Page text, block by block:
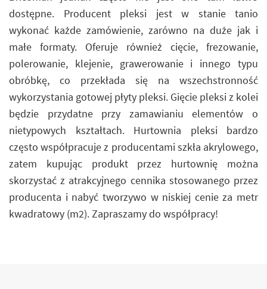
dostępne. Producent pleksi jest w stanie tanio
wykonać każde zamówienie, zarówno na duże jak i
małe formaty. Oferuje również cięcie, frezowanie,
polerowanie, klejenie, grawerowanie i innego typu
obróbkę, co przekłada się na wszechstronność
wykorzystania gotowej płyty pleksi. Gięcie pleksi z kolei
będzie przydatne przy zamawianiu elementów o
nietypowych kształtach. Hurtownia pleksi bardzo
często współpracuje z producentami szkła akrylowego,
zatem kupując produkt przez hurtownię można
skorzystać z atrakcyjnego cennika stosowanego przez
producenta i nabyć tworzywo w niskiej cenie za metr
kwadratowy (m2). Zapraszamy do współpracy!